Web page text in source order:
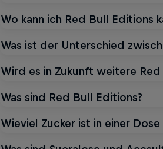
Wo kann ich Red Bull Editions
Was ist der Unterschied
Wird es in Zukunft weitere
Was sind Red Bull Editions?
Wieviel Zucker ist in einer Dose